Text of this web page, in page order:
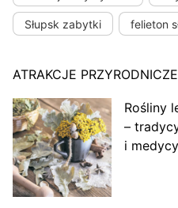
Słupsk zabytki felieton
ATRAKCJE PRZYRODNICZE
Rośliny
–
i